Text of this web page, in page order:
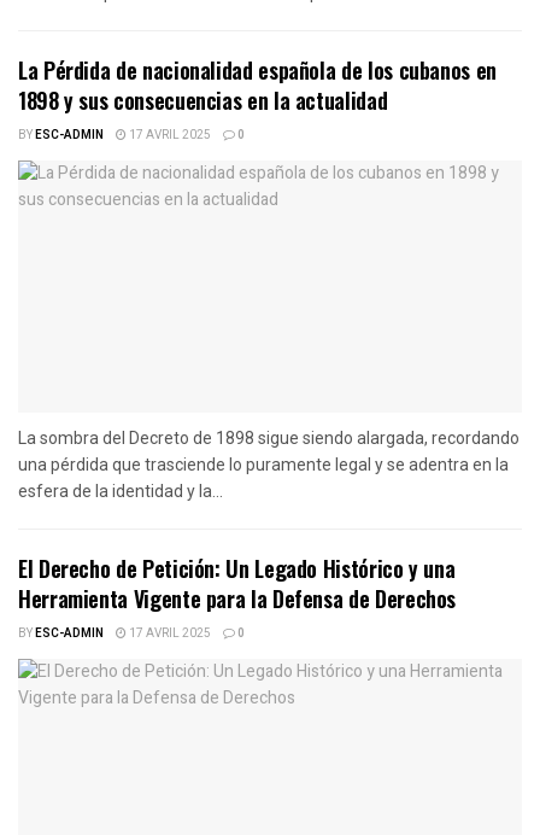
La Pérdida de nacionalidad española de los cubanos en
1898 y sus consecuencias en la actualidad
BYESC-ADMIN 17 AVRIL 2025 0
La sombra del Decreto de 1898 sigue siendo alargada, recordando
una pérdida que trasciende lo puramente legal y se adentra en la
esfera de la identidad y la...
El Derecho de Petición: Un Legado Histórico y una
Herramienta Vigente para la Defensa de Derechos
BYESC-ADMIN 17 AVRIL 2025 0